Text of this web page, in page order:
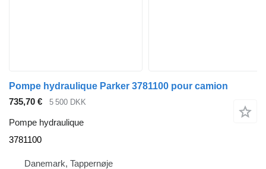
Pompe hydraulique Parker 3781100 pour camion
735,70 €
5 500 DKK
Pompe hydraulique
3781100
Danemark, Tappernøje